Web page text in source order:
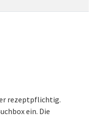
rezeptpflichtig.
ein. Die